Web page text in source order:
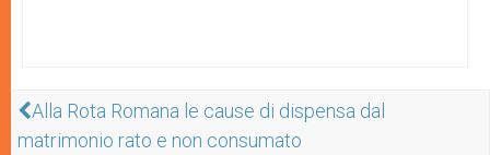
Alla Rota Romana le cause di dispensa dal
matrimonio rato e non consumato